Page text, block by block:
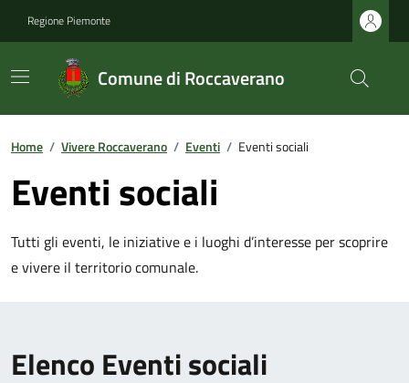
Regione Piemonte
Comune di Roccaverano
Home / Vivere Roccaverano / Eventi / Eventi sociali
Eventi sociali
Tutti gli eventi, le iniziative e i luoghi d’interesse per scoprire
e vivere il territorio comunale.
Elenco Eventi sociali